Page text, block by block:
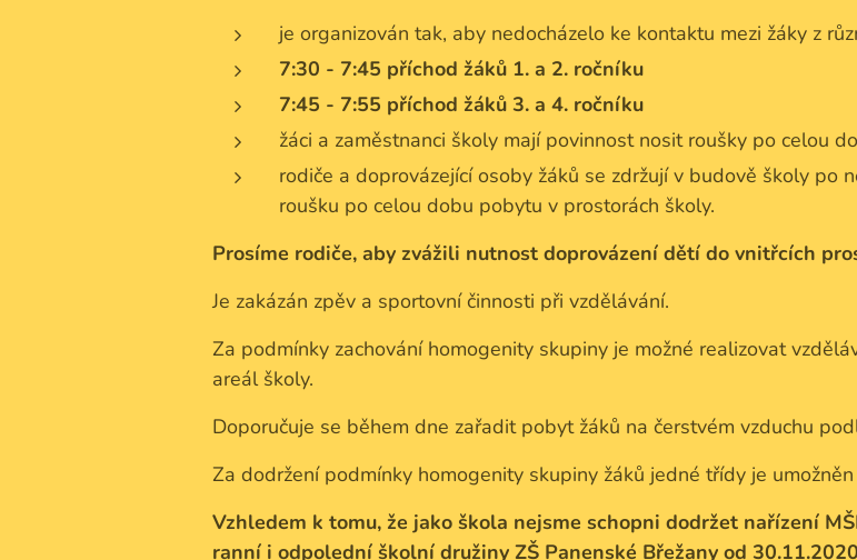
je organizován tak, aby nedocházelo ke kontaktu mezi žáky z
7:30 - 7:45 příchod žáků 1. a 2. ročníku
7:45 - 7:55 příchod žáků 3. a 4. ročníku
žáci a zaměstnanci školy mají povinnost nosit roušky po celou
rodiče a doprovázející osoby žáků se zdržují v budově školy po
roušku po celou dobu pobytu v prostorách školy.
Prosíme rodiče, aby zvážili nutnost doprovázení dětí do vnitřcích
Je zakázán zpěv a sportovní činnosti při vzdělávání.
Za podmínky zachování homogenity skupiny je možné realizovat
areál školy.
Doporučuje se během dne zařadit pobyt žáků na čerstvém vzduchu
Za dodržení podmínky homogenity skupiny žáků jedné třídy je
Vzhledem k tomu, že jako škola nejsme schopni dodržet nařízení
ranní i odpolední školní družiny ZŠ Panenské Břežany od